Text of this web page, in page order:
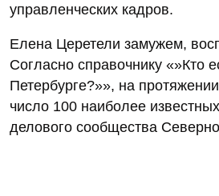
управленческих кадров.
Елена Церетели замужем,
Согласно справочнику «»Кто
Петербурге?»», на
число 100 наиболее
делового сообщества